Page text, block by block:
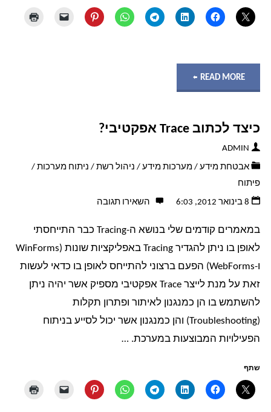
READ MORE "הוספת
שיווקי/Disclaimer
לא
Exchange
כיצד לכתוב Trace אפקטיבי?
ADMIN
אבטחת מידע / מערכות מידע / ניהול רשת / ניתוח מערכות /
פיתוח
8 בינואר 2012, 6:03
השאירו תגובה
במאמרים קודמים שלי בנושא ה-Tracing כבר התייחסתי
לאופן בו ניתן להגדיר Tracing באפליקציות שונות (WinForms
ו-WebForms) הפעם ברצוני להתייחס לאופן בו כדאי לעשות
זאת על מנת לייצר Trace אפקטיבי מספיק אשר יהיה ניתן
להשתמש בו הן כמנגנון לאיתור ופתרון תקלות
(Troubleshooting) והן כמנגנון אשר יכול לסייע בניתוח
הפעילויות המבוצעות במערכת. …
שתף